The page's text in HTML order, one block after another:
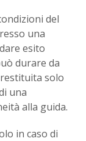
del
una
esito
durare da
solo
una
alla guida.
in caso di